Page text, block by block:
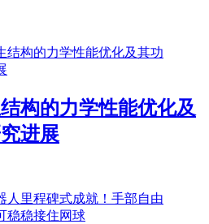
构的力学性能优化及
进展